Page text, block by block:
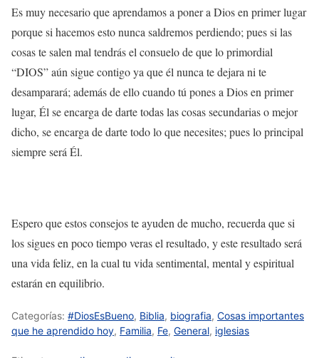
Es muy necesario que aprendamos a poner a Dios en primer lugar
porque si hacemos esto nunca saldremos perdiendo; pues si las
cosas te salen mal tendrás el consuelo de que lo primordial
“DIOS” aún sigue contigo ya que él nunca te dejara ni te
desamparará; además de ello cuando tú pones a Dios en primer
lugar, Él se encarga de darte todas las cosas secundarias o mejor
dicho, se encarga de darte todo lo que necesites; pues lo principal
siempre será Él.
Espero que estos consejos te ayuden de mucho, recuerda que si
los sigues en poco tiempo veras el resultado, y este resultado será
una vida feliz, en la cual tu vida sentimental, mental y espiritual
estarán en equilibrio.
Categorías: #DiosEsBueno, Biblia, biografia, Cosas importantes
que he aprendido hoy, Familia, Fe, General, iglesias